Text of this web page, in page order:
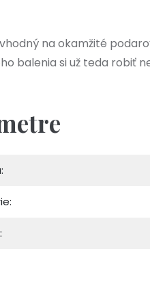
na okamžité
balenia si už teda robiť